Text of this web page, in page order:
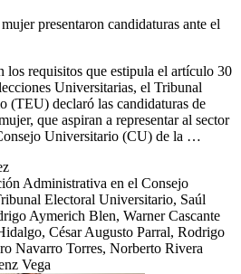
presentaron candidaturas ante el
los requisitos que estipula el artículo 30
Universitarias, el Tribunal
(TEU) declaró las candidaturas de
que aspiran a representar al sector
Universitario (CU) de la …
Administrativa en el Consejo
Electoral Universitario, Saúl
Aymerich Blen, Warner Cascante
César Augusto Parral, Rodrigo
Navarro Torres, Norberto Rivera
Vega